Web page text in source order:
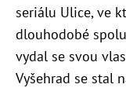
seriálu Ulice, ve
dlouhodobé
vydal se svou
Vyšehrad se stal